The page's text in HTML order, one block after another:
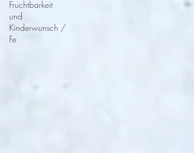
Fruchtbarkeit
und
Kinderwunsch /
Fe